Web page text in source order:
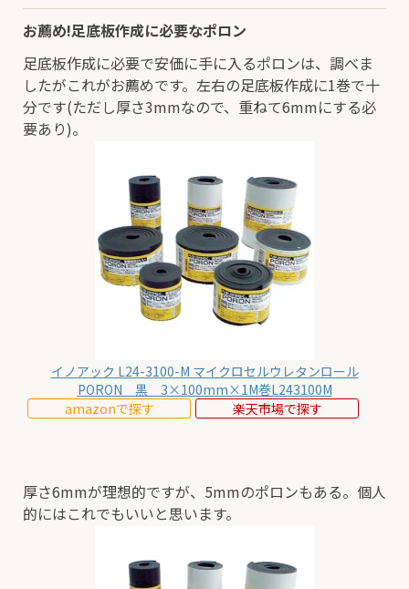
お薦め!足底板作成に必要なポロン
足底板作成に必要で安価に手に入るポロンは、調べま
したがこれがお薦めです。左右の足底板作成に1巻で十
分です(ただし厚さ3mmなので、重ねて6mmにする必
要あり)。
イノアック L24-3100-M マイクロセルウレタンロール
PORON 黒 3×100mm×1M巻L243100M
amazonで探す
楽天市場で探す
厚さ6mmが理想的ですが、5mmのポロンもある。個人
的にはこれでもいいと思います。